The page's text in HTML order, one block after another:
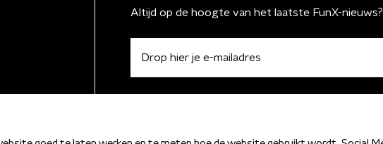
Altijd op de hoogte van het laatste FunX-nieuws?